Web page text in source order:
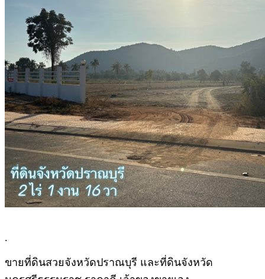
.
ขายที่ดินสวยจังหวัดปราณบุรี และที่ดินจังหวัด